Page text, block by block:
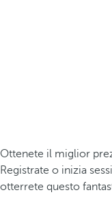
Ottenete il miglior
Registrate o inizia
otterrete questo